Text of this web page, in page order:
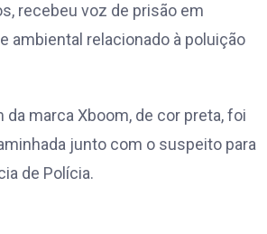
recebeu voz de prisão em
ambiental relacionado à poluição
da marca Xboom, de cor preta, foi
junto com o suspeito para
de Polícia.